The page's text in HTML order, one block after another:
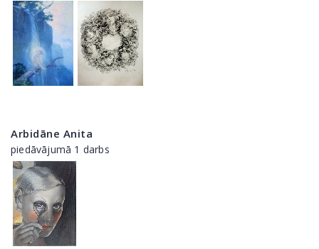
Arbidāne Anita
piedāvājumā 1 darbs